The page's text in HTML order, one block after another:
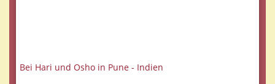
Bei Hari und Osho in Pune - Indien